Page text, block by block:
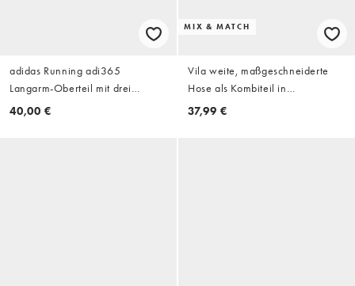
adidas Running adi365
Langarm-Oberteil mit drei
Streifen in Weiß
40,00 €
MIX & MATCH
Vila weite, maßgeschneiderte
Hose als Kombiteil in
schokobraunem Nadelstreifen
37,99 €